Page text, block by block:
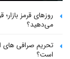
روزهای قرمز
می‌دهید؟
تحریم صرافی های
است؟